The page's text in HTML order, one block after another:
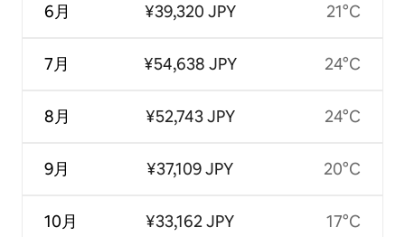
6月
7月
8月
9月
10月
¥39,320 JPY
¥54,638 JPY
¥52,743 JPY
¥37,109 JPY
¥33,162 JPY
21°C
24°C
24°C
20°C
17°C